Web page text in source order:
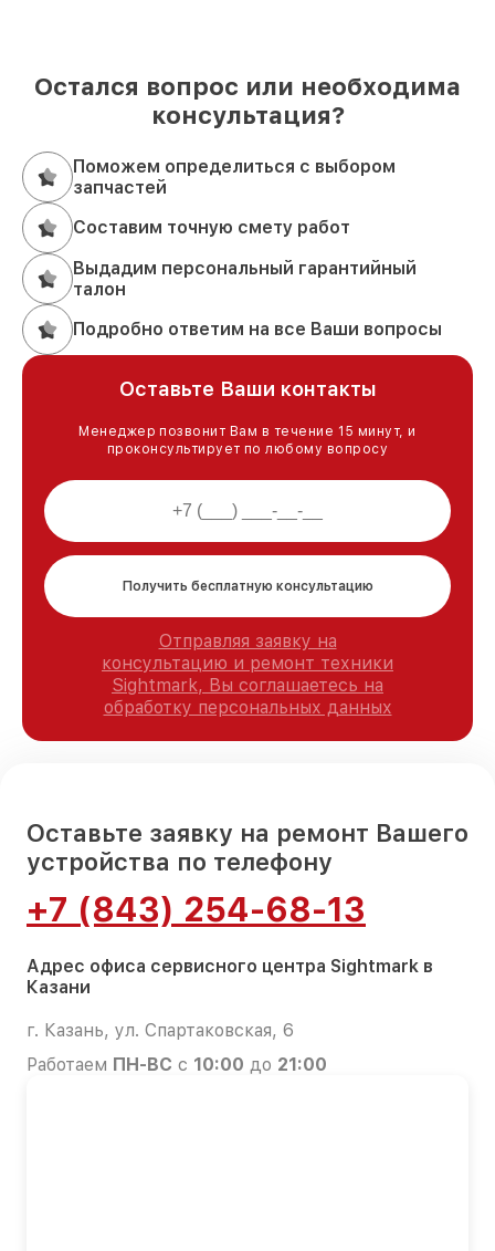
Остался вопрос или необходима
консультация?
Поможем определиться с выбором
запчастей
Составим точную смету работ
Выдадим персональный гарантийный
талон
Подробно ответим на все Ваши вопросы
Оставьте Ваши контакты
Менеджер позвонит Вам в течение 15 минут, и
проконсультирует по любому вопросу
Получить бесплатную консультацию
Отправляя заявку на
консультацию и ремонт техники
Sightmark, Вы соглашаетесь на
обработку персональных данных
Оставьте заявку на ремонт Вашего
устройства по телефону
+7 (843) 254-68-13
Адрес офиса сервисного центра Sightmark в
Казани
г. Казань, ул. Спартаковская, 6
Работаем ПН-ВС с 10:00 до 21:00